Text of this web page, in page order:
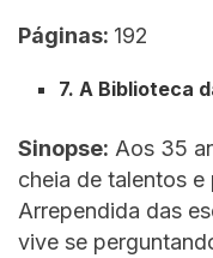
Páginas: 192
7. A Biblioteca
Sinopse: Aos 35
cheia de talentos
Arrependida das
vive se